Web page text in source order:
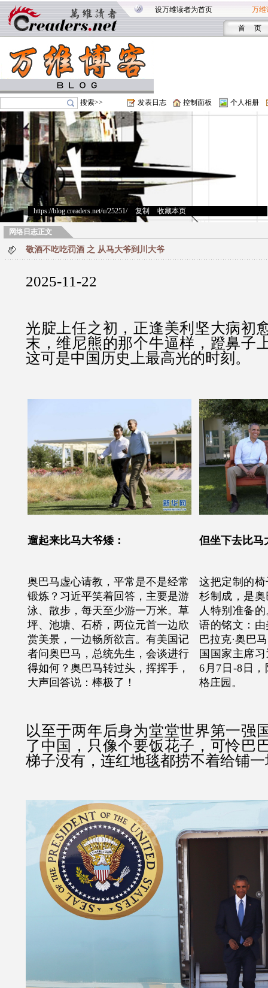
设万维读者为首页 万维
首 页
搜索>> 发表日志 控制面板 个人相册
https://blog.creaders.net/u/25251/> 复制 收藏本页
网络日志正文
敬酒不吃吃罚酒 之 从马大爷到川大爷
2025-11-22
光腚上任之初，正逢美利坚大病初
末，维尼熊的那个牛逼样，蹬鼻子
这可是中国历史上最高光的时刻。
遛起来比马大爷矮：
奥巴马虚心请教，平常是不是经常
锻炼？习近平笑着回答，主要是游
泳、散步，每天至少游一万米。草
坪、池塘、石桥，两位元首一边欣
赏美景，一边畅所欲言。有美国记
者问奥巴马，总统先生，会谈进行
得如何？奥巴马转过头，挥挥手，
大声回答说：棒极了！
但坐下去比马
这把定制的
杉制成，是
人特别准备
语的铭文：
巴拉克·奥巴
国国家主席
6月7日-8日
格庄园。
以至于两年后身为堂堂世界第一强
了中国，只像个要饭花子，可怜巴
梯子没有，连红地毯都捞不着给铺